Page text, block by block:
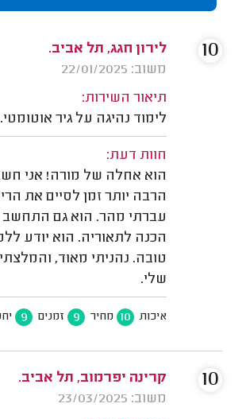
לירון חגג, תל אביב.
משוב: 22/01/2025
תיאור השירות:
לימוד נהיגה על גיר אוטומטי.
חוות דעת:
הוא אחלה של מורה! אני
הרבה יותר זמן לסיים את
עברתי מהר. הוא גם התחשב
הכנה לתאוריה. הוא יודע
טובה. נהניתי מאוד,
שלי.
איכות 10 מחיר 9 זמנים 9
10
קרינה יפרמוב, תל אביב.
משוב: 23/03/2025
10